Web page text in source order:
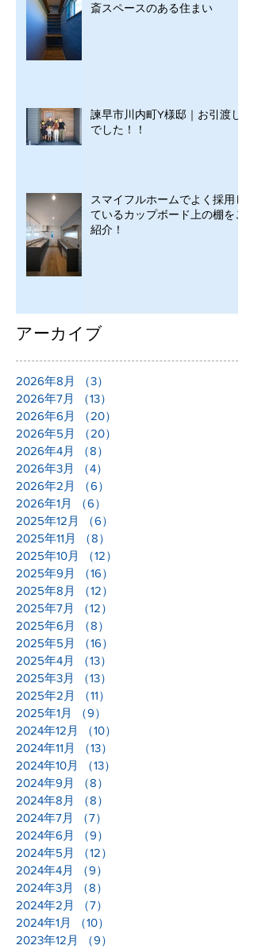
斎スペースのある住まい
諫早市川内町Y様邸｜お引渡し
でした！！
スマイフルホームでよく採用し
ているカップボード上の棚をご
紹介！
アーカイブ
2026年8月 （3）
2026年7月
（13）
2026年6月
（20）
2026年5月
（20）
2026年4月
（8）
2026年3月
（4）
2026年2月
（6）
2026年1月
（6）
2025年12月
（6）
2025年11月
（8）
2025年10月
（12）
2025年9月
（16）
2025年8月
（12）
2025年7月
（12）
2025年6月
（8）
2025年5月
（16）
2025年4月
（13）
2025年3月
（13）
2025年2月
（11）
2025年1月
（9）
2024年12月
（10）
2024年11月
（13）
2024年10月
（13）
2024年9月
（8）
2024年8月
（8）
2024年7月
（7）
2024年6月
（9）
2024年5月
（12）
2024年4月
（9）
2024年3月
（8）
2024年2月
（7）
2024年1月
（10）
2023年12月
（9）